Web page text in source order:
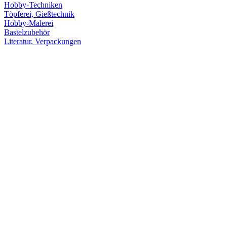
Hobby-Techniken
Töpferei, Gießtechnik
Hobby-Malerei
Bastelzubehör
Literatur, Verpackungen